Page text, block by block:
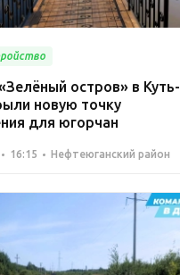
остров» в Куть-
новую точку
для югорчан
16:15 Нефтеюганский район